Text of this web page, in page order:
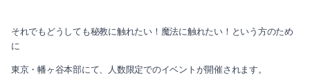
2019-02（2）
それでもどうしても秘教に触れたい！魔法に触れたい！という方のため
に
東京・幡ヶ谷本部にて、人数限定でのイベントが開催されます。